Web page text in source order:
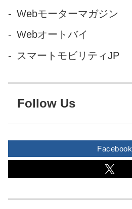
Webモーターマガジン
Webオートバイ
スマートモビリティJP
Follow Us
Facebook